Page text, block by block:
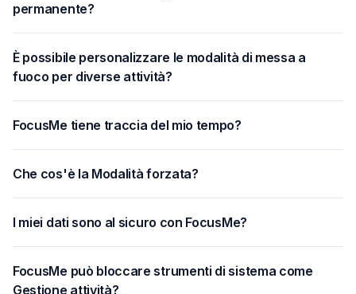
permanente?
È possibile personalizzare le modalità di messa a
fuoco per diverse attività?
FocusMe tiene traccia del mio tempo?
Che cos'è la Modalità forzata?
I miei dati sono al sicuro con FocusMe?
FocusMe può bloccare strumenti di sistema come
Gestione attività?